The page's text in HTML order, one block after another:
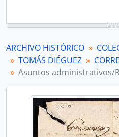
ARCHIVO HISTÓRICO
TOMÁS DIÉGUEZ
Asuntos administrativos/